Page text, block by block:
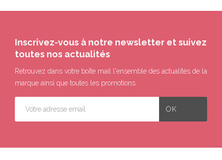
Inscrivez-vous à notre newsletter et suivez
toutes nos actualités
Retrouvez dans votre boîte mail l'ensemble des actualités de la
marque ainsi que toutes les promotions.